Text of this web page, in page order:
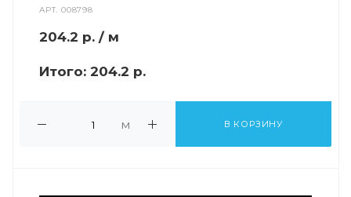
АРТ.008798
204.2 р. / м
Итого: 204.2 р.
м В КОРЗИНУ